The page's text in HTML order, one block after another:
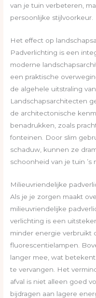
van je tuin verbeteren,
persoonlijke stijlvoorkeur.
Het effect op
Padverlichting is een
moderne
een praktische
de algehele uitstraling
Landschapsarchitecten
de architectonische
benadrukken, zoals
fonteinen. Door slim
schaduw, kunnen ze
schoonheid van je tuin ’s
Milieuvriendelijke
Als je je zorgen maakt
milieuvriendelijke
verlichting is een
minder energie verbruikt
fluorescentielampen.
langer mee, wat
te vervangen. Het
afval is niet alleen goed
bijdragen aan lagere